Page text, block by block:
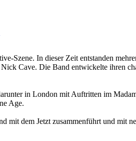
Szene. In dieser Zeit entstanden
Cave. Die Band entwickelte ihren
in London mit Auftritten im
Age.
mit dem Jetzt zusammenführt und mit